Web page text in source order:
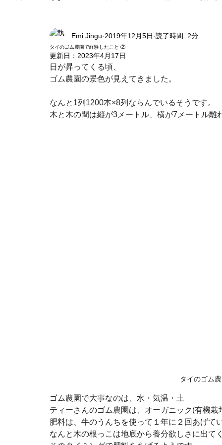
タイのゴム農園で経験したこと ②
Emi Jingu 2019年12月5日 読了時間: 2分
更新日： 2023年4月17日
日が昇ってくる頃、
ゴム農園の景色が見えてきました。
なんと1列1200本×8列ならんでいるそうです。
木と木の間は縦が3メートル、横が7メートル離
タイのゴム
ゴム農園で大事なのは、水・気温・土
ティーさんのゴム農園は、オーガニック(有機栽
肥料は、牛のうんちを使って１年に２回あげて
なんと木の根っこは地底から養分欲しさに出て